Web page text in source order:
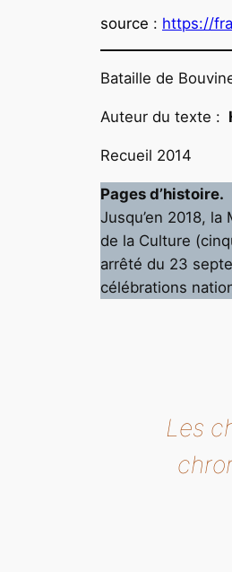
source : https://
Bataille de
Auteur du texte :
Recueil 2014
Pages d’histoire.
Jusqu’en 2018,
de la Culture
arrêté du 23
célébrations
Les